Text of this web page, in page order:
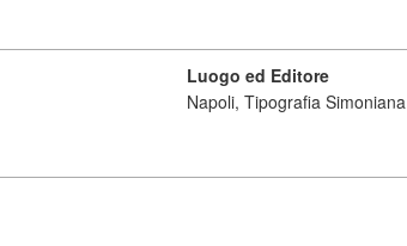
Luogo ed Editore
Napoli, Tipografia Simoniana